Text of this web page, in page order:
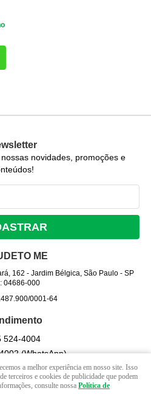
novidades, promoções e
ME
162 - Jardim Bélgica, São Paulo- SP
04686-000
0001-64
524-4004
(WhatsApp)
Sab - 09 hrs às 13 hrs. (exceto
a melhor experiência em nosso site. Isso
terceiros e cookies de publicidade que podem
consulte nossa Política de